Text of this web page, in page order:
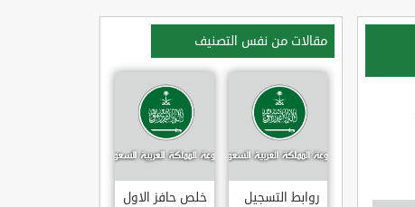
مقالات من نفس التصنيف
روابط التسجيل
خلص حافز الاول